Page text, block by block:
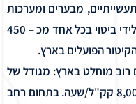
מבערים ומערכות
בקרה מתקדמות. הניסיון הרב שלנו בא לידי ביטוי בכל אחד מכ – 450
הפועלים בארץ.
רוב מוחלט בארץ: מגודל של
כ – 50,000 קק"ל/שעה ועד ל – 8,000,000 קק"ל/שעה. בתחום רחב